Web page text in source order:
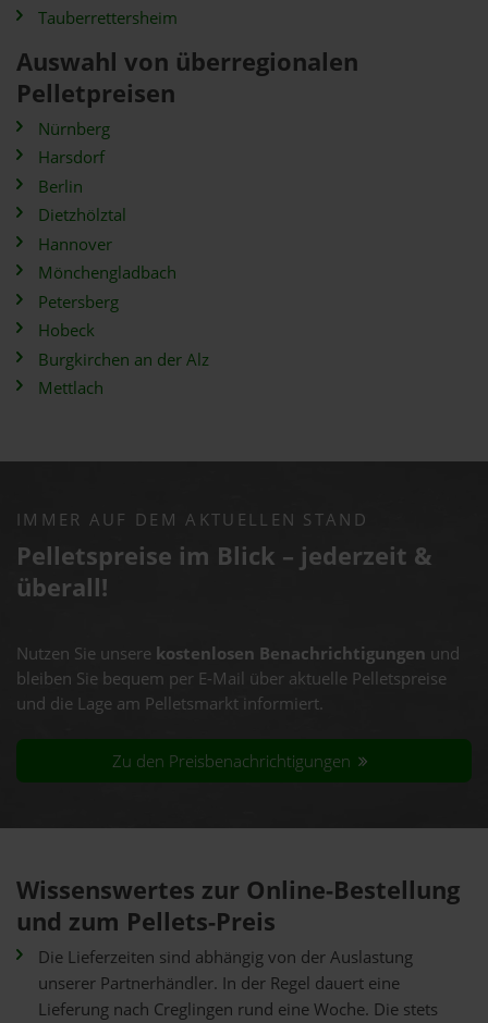
Tauberrettersheim
Auswahl von überregionalen
Pelletpreisen
Nürnberg
Harsdorf
Berlin
Dietzhölztal
Hannover
Mönchengladbach
Petersberg
Hobeck
Burgkirchen an der Alz
Mettlach
IMMER AUF DEM AKTUELLEN STAND
Pelletspreise im Blick – jederzeit &
überall!
Nutzen Sie unsere kostenlosen Benachrichtigungen und
bleiben Sie bequem per E-Mail über aktuelle Pelletspreise
und die Lage am Pelletsmarkt informiert.
Zu den Preisbenachrichtigungen
Wissenswertes zur Online-Bestellung
und zum Pellets-Preis
Die Lieferzeiten sind abhängig von der Auslastung
unserer Partnerhändler. In der Regel dauert eine
Lieferung nach Creglingen rund eine Woche. Die stets